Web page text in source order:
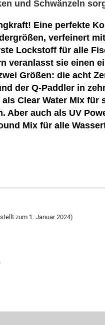
und Schwänzeln
Eine perfekte
verfeinert
Lockstoff für alle
veranlasst sie einen
Größen: die acht
der Q-Paddler in
Clear Water Mix für
Aber auch als UV
Mix für alle
zum 1. Januar 2024)